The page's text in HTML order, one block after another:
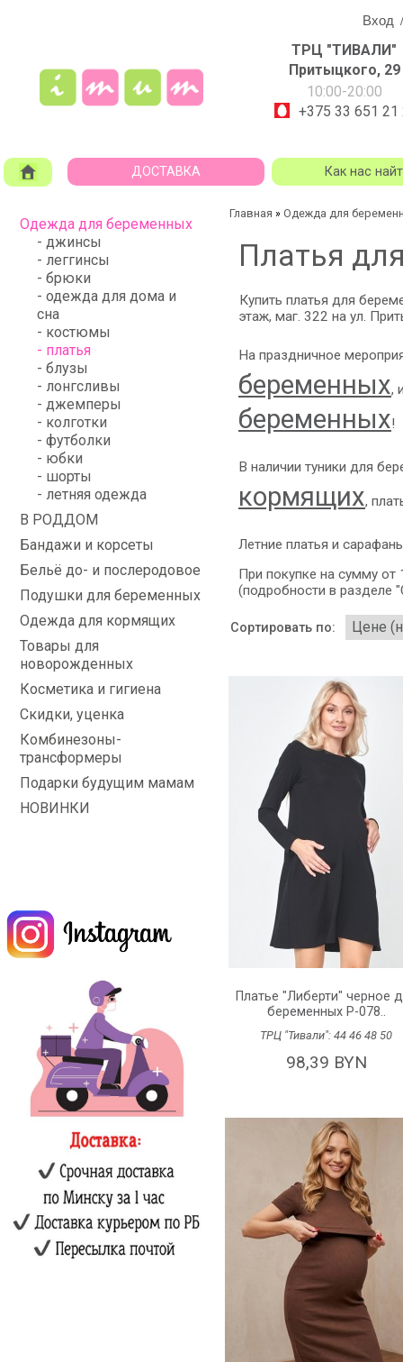
Вход
ТРЦ "ТИВАЛИ"
Притыцкого, 29
10:00-20:00
+375 33 651 21
ДОСТАВКА Как нас
Одежда для беременных
- джинсы
- леггинсы
- брюки
- одежда для дома и
сна
- костюмы
- платья
- блузы
- лонгсливы
- джемперы
- колготки
- футболки
- юбки
- шорты
- летняя одежда
В РОДДОМ
Бандажи и корсеты
Бельё до- и послеродовое
Подушки для беременных
Одежда для кормящих
Товары для
новорожденных
Косметика и гигиена
Скидки, уценка
Комбинезоны-
трансформеры
Подарки будущим мамам
НОВИНКИ
Главная » Одежда для
Платья
Купить платья для
этаж, маг. 322 на ул.
На праздничное
беременных,
беременных!
В наличии туники для
кормящих,
Летние платья и
При покупке на сумму от
(подробности в разделе
Сортировать по:
Платье "Либерти" черное
беременных P-078..
ТРЦ "Тивали":444648 50
98,39 BYN